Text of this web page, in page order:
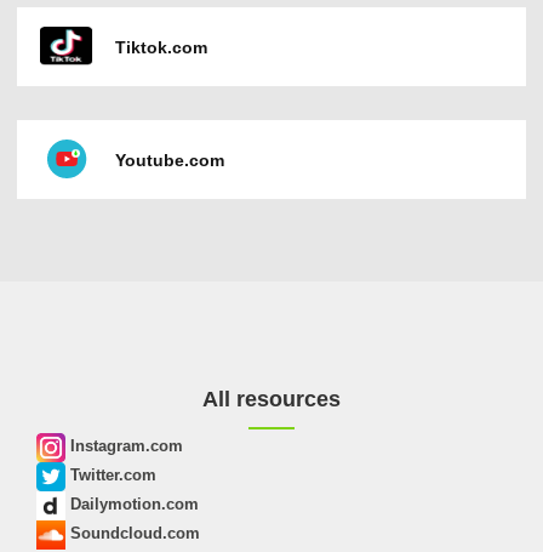
Tiktok.com
Youtube.com
All resources
Instagram.com
Twitter.com
Dailymotion.com
Soundcloud.com